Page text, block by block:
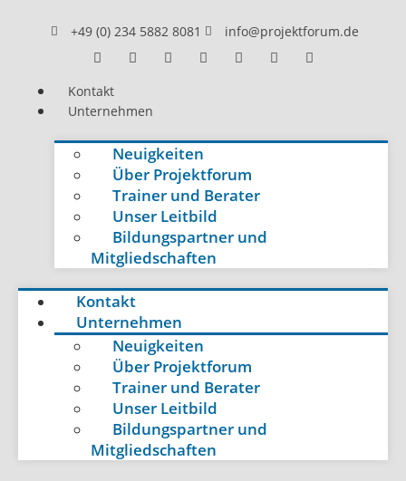
+49 (0) 234 5882 8081 info@projektforum.de
Kontakt
Unternehmen
Neuigkeiten
Über Projektforum
Trainer und Berater
Unser Leitbild
Bildungspartner und
Mitgliedschaften
Kontakt
Unternehmen
Neuigkeiten
Über Projektforum
Trainer und Berater
Unser Leitbild
Bildungspartner und
Mitgliedschaften